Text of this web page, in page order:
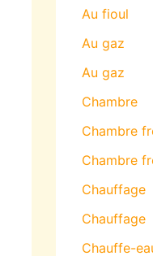
Au fioul
Au gaz
Au gaz
Chambre
Chambre
Chambre
Chauffage
Chauffage
Chauffe-